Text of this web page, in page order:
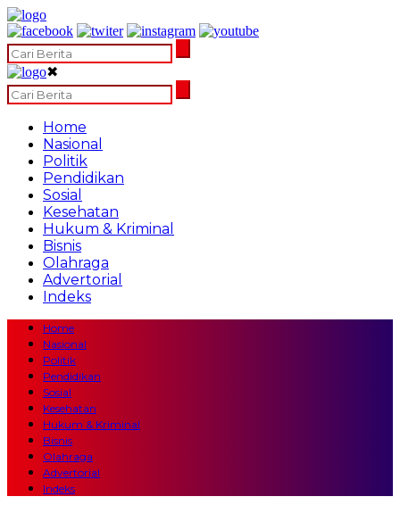
✖
Home
Nasional
Politik
Pendidikan
Sosial
Kesehatan
Hukum & Kriminal
Bisnis
Olahraga
Advertorial
Indeks
Home
Nasional
Politik
Pendidikan
Sosial
Kesehatan
Hukum & Kriminal
Bisnis
Olahraga
Advertorial
Indeks